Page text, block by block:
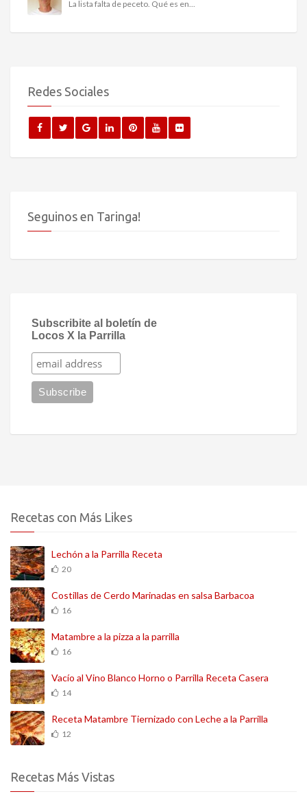
La lista falta de peceto. Qué es en...
Redes Sociales
Seguinos en Taringa!
Subscribite al boletín de
Locos X la Parrilla
Recetas con Más Likes
Lechón a la Parrilla Receta
20
Costillas de Cerdo Marinadas en salsa Barbacoa
16
Matambre a la pizza a la parrilla
16
Vacío al Vino Blanco Horno o Parrilla Receta Casera
14
Receta Matambre Tiernizado con Leche a la Parrilla
12
Recetas Más Vistas